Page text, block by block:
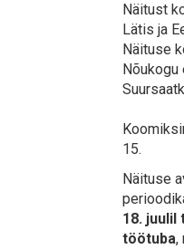
Näitust
Lätis ja
Näituse
Nõukogu
15.
Näituse
18.
töötuba,